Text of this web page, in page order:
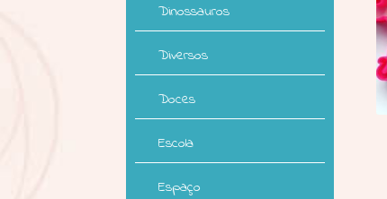
Dinossauros
Diversos
Doces
Escola
Espaço